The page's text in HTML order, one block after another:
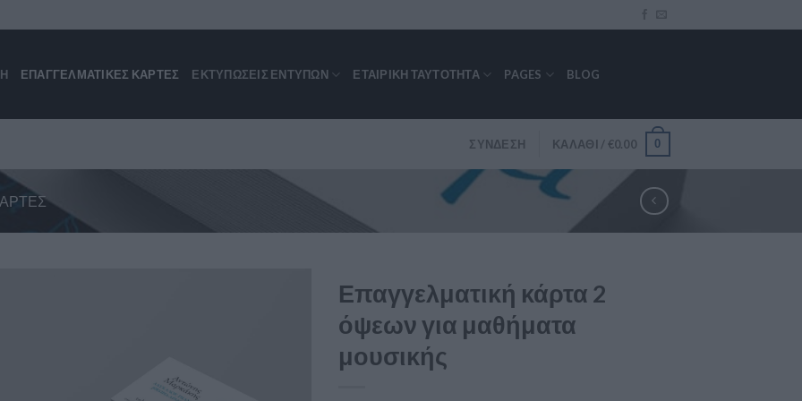
ΕΠΑΓΓΕΛΜΑΤΙΚΈΣ ΚΆΡΤΕΣ ΕΚΤΥΠΩΣΕΙΣ ΕΝΤΥΠΩΝ ΕΤΑΙΡΙΚΉ ΤΑΥΤΌΤΗΤΑ PAGES BLOG
ΣΎΝΔΕΣΗ ΚΑΛΆΘΙ / €0.00 0
Επαγγελματική κάρτα 2
όψεων για μαθήματα
μουσικής